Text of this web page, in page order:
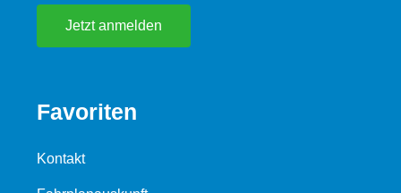
Jetzt anmelden
Favoriten
Kontakt